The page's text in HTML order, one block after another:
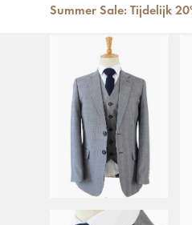
Summer Sale: Tijdelijk
Terug Maatpak voor